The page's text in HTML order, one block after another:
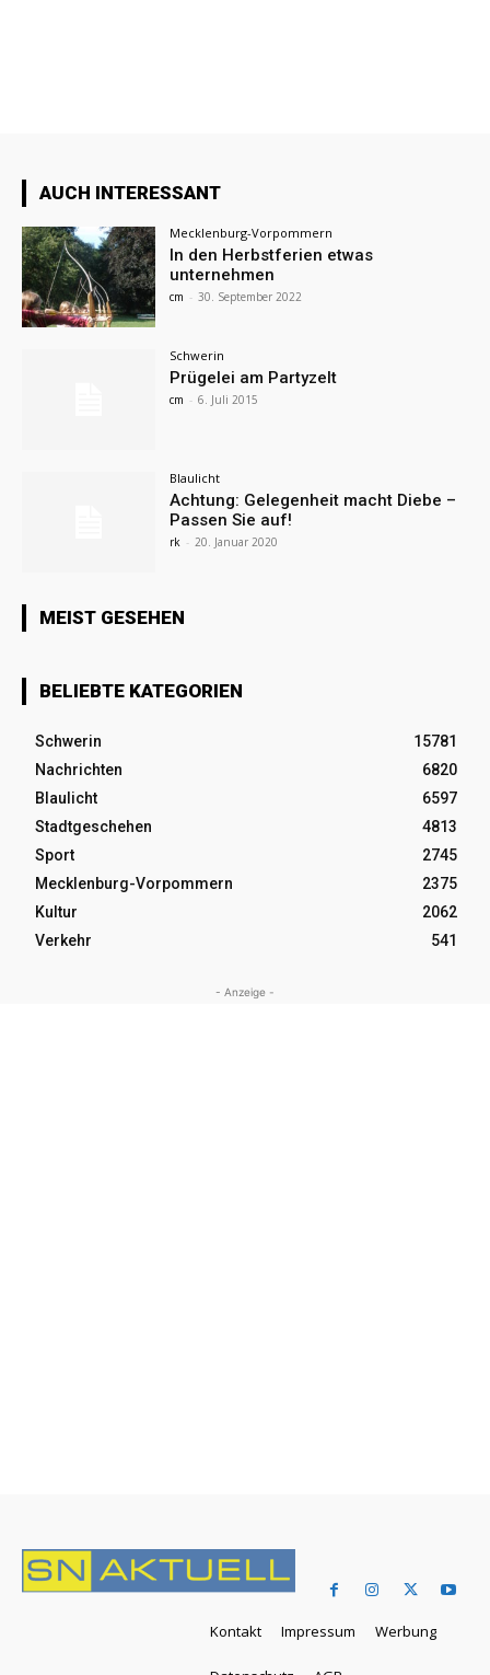
AUCH INTERESSANT
Mecklenburg-Vorpommern
In den Herbstferien etwas
unternehmen
cm - 30. September 2022
Schwerin
Prügelei am Partyzelt
cm - 6. Juli 2015
Blaulicht
Achtung: Gelegenheit macht Diebe –
Passen Sie auf!
rk - 20. Januar 2020
MEIST GESEHEN
BELIEBTE KATEGORIEN
Schwerin
15781
Nachrichten
6820
Blaulicht
6597
Stadtgeschehen
4813
Sport
2745
Mecklenburg-Vorpommern
2375
Kultur
2062
Verkehr
541
- Anzeige -
Kontakt Impressum Werbung